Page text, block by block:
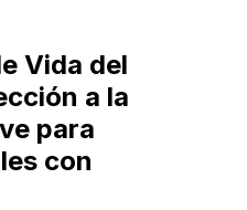
Vida del
a la
para
con